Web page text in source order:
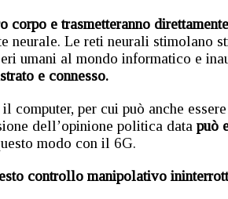
corpo e trasmetteranno
neurale. Le reti neurali stimolano
umani al mondo informatico e
e connesso.
computer, per cui può anche
dell’opinione politica data può
modo con il 6G.
controllo manipolativo